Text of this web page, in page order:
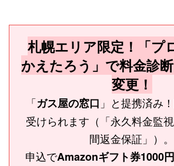
札幌エリア限定！「プ
かえたろう」で料金診
変更！
「ガス屋の窓口 」と提携済み
受けられます（「永久料金監
間返金保証」）。
申込でAmazonギフト券1000